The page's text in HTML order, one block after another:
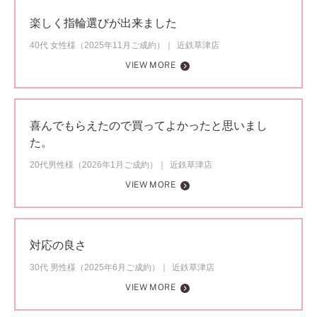
楽しく指輪選びが出来ました
40代 女性様（2025年11月ご成約）
近鉄草津店
VIEW MORE
喜んでもらえたので買ってよかったと思いまし
た。
20代男性様（2026年1月ご成約）
近鉄草津店
VIEW MORE
対応の良さ
30代 男性様（2025年6月ご成約）
近鉄草津店
VIEW MORE